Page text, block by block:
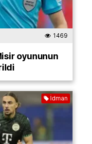
1469
oyununun
İdman